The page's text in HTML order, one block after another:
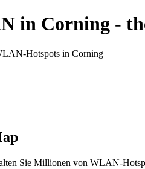
in Corning -
Hotspots in Corning
Sie Millionen von WLAN-